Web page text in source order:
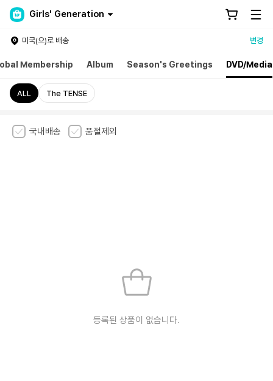
Girls' Generation
미국(으)로 배송 변경
Membership Album Season's Greetings DVD/Media
ALL The TENSE
국내배송 품절제외
등록된 상품이 없습니다.